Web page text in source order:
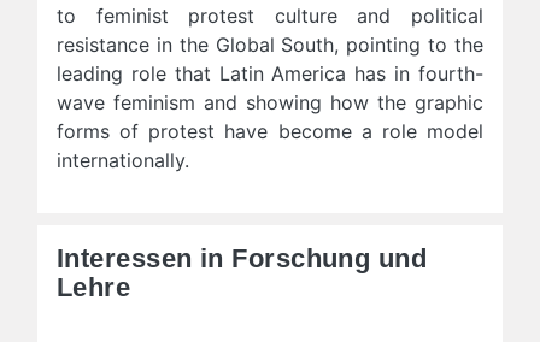
to feminist protest culture and political
resistance in the Global South, pointing to the
leading role that Latin America has in fourth-
wave feminism and showing how the graphic
forms of protest have become a role model
internationally.
Interessen in Forschung und
Lehre